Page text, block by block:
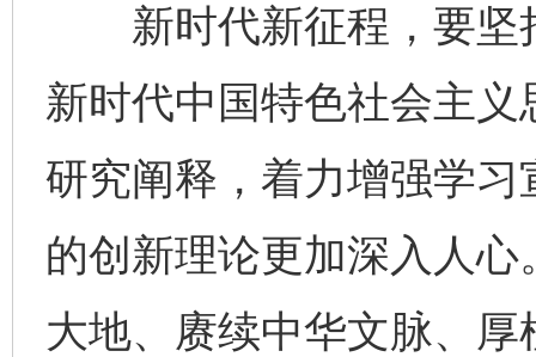
新时代新征程，要坚
新时代中国特色社会主
研究阐释，着力增强学
的创新理论更加深入人心
大地、赓续中华文脉、